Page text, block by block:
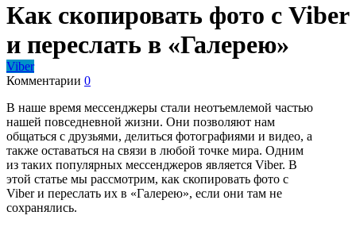
Как скопировать фото с Viber
и переслать в «Галерею»
Viber
Комментарии 0
В наше время мессенджеры стали неотъемлемой частью
нашей повседневной жизни. Они позволяют нам
общаться с друзьями, делиться фотографиями и видео, а
также оставаться на связи в любой точке мира. Одним
из таких популярных мессенджеров является Viber. В
этой статье мы рассмотрим, как скопировать фото с
Viber и переслать их в «Галерею», если они там не
сохранялись.